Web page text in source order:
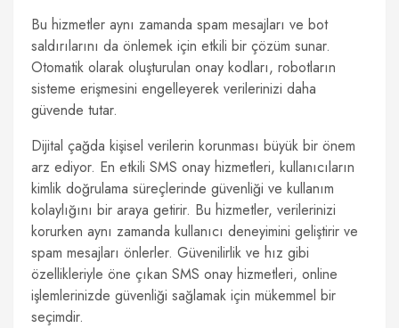
Bu hizmetler aynı zamanda spam mesajları ve bot
saldırılarını da önlemek için etkili bir çözüm sunar.
Otomatik olarak oluşturulan onay kodları, robotların
sisteme erişmesini engelleyerek verilerinizi daha
güvende tutar.
Dijital çağda kişisel verilerin korunması büyük bir önem
arz ediyor. En etkili SMS onay hizmetleri, kullanıcıların
kimlik doğrulama süreçlerinde güvenliği ve kullanım
kolaylığını bir araya getirir. Bu hizmetler, verilerinizi
korurken aynı zamanda kullanıcı deneyimini geliştirir ve
spam mesajları önlerler. Güvenilirlik ve hız gibi
özellikleriyle öne çıkan SMS onay hizmetleri, online
işlemlerinizde güvenliği sağlamak için mükemmel bir
seçimdir.